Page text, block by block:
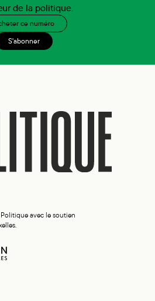
de la politique.
ce numéro
S'abonner
avec le soutien